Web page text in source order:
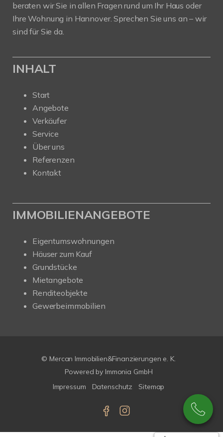
beraten wir Sie in allen Fragen rund um Ihr Haus oder
Ihre Wohnung in Hannover. Sprechen Sie uns an – wir
sind für Sie da.
INHALT
Start
Angebote
Verkäufer
Service
Über uns
Referenzen
Kontakt
IMMOBILIENANGEBOTE
Eigentumswohnungen
Häuser zum Kauf
Grundstücke
Mietangebote
Renditeobjekte
Gewerbeimmobilien
© Mercan Immobilien&Finanzierungen e. K.
Powered by Immonia GmbH
Impressum
Datenschutz Sitemap